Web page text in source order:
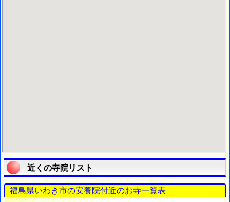
近くの寺院リスト
福島県いわき市の安養院付近のお寺一覧表